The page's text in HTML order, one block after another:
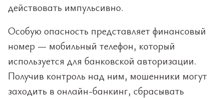
действовать импульсивно.
Особую опасность представляет финансовый
номер — мобильный телефон, который
используется для банковской авторизации.
Получив контроль над ним, мошенники могут
заходить в онлайн-банкинг, сбрасывать